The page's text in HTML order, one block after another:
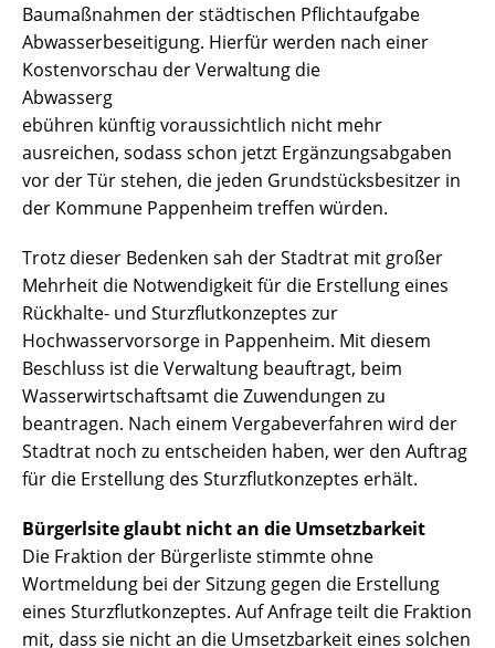
Baumaßnahmen der städtischen Pflichtaufgabe
Abwasserbeseitigung. Hierfür werden nach einer
Kostenvorschau der Verwaltung die
Abwasserg
ebühren künftig voraussichtlich nicht mehr
ausreichen, sodass schon jetzt Ergänzungsabgaben
vor der Tür stehen, die jeden Grundstücksbesitzer in
der Kommune Pappenheim treffen würden.
Trotz dieser Bedenken sah der Stadtrat mit großer
Mehrheit die Notwendigkeit für die Erstellung eines
Rückhalte- und Sturzflutkonzeptes zur
Hochwasservorsorge in Pappenheim. Mit diesem
Beschluss ist die Verwaltung beauftragt, beim
Wasserwirtschaftsamt die Zuwendungen zu
beantragen. Nach einem Vergabeverfahren wird der
Stadtrat noch zu entscheiden haben, wer den Auftrag
für die Erstellung des Sturzflutkonzeptes erhält.
Bürgerlsite glaubt nicht an die Umsetzbarkeit
Die Fraktion der Bürgerliste stimmte ohne
Wortmeldung bei der Sitzung gegen die Erstellung
eines Sturzflutkonzeptes. Auf Anfrage teilt die Fraktion
mit, dass sie nicht an die Umsetzbarkeit eines solchen